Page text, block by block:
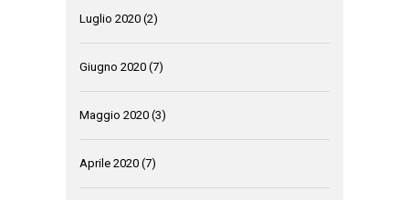
Luglio 2020 (2)
Giugno 2020 (7)
Maggio 2020 (3)
Aprile 2020 (7)